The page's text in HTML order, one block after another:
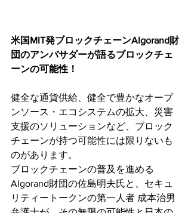
米国MIT発ブロックチェーンAlgorand財
団のアンバサダーが語るブロックチェ
ーンの可能性！
健全な通貨供給、健全で豊かなオープ
ンソース・エコシステムの拡大、災害
支援のソリューションなど、ブロック
チェーンが持つ可能性には限りないも
のがあります。
ブロックチェーンの普及を進める
Algorand財団の佐島明夫氏と、セキュ
リティートークンの第一人者 成本治男